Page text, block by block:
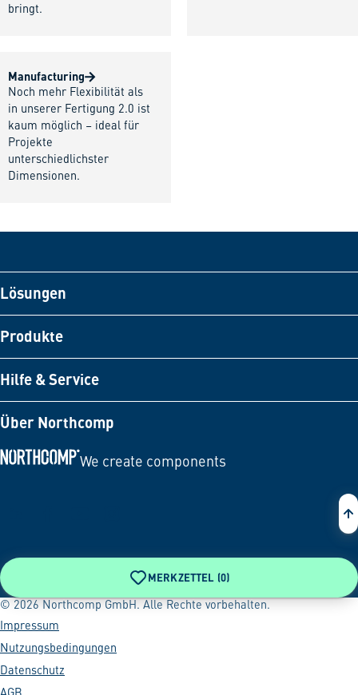
bringt.
Manufacturing
Noch mehr Flexibilität als
in unserer Fertigung 2.0 ist
kaum möglich – ideal für
Projekte
unterschiedlichster
Dimensionen.
Lösungen
Produkte
Hilfe & Service
Über Northcomp
We create components
MERKZETTEL (0)
© 2026 Northcomp GmbH. Alle Rechte vorbehalten.
Impressum
Nutzungsbedingungen
Datenschutz